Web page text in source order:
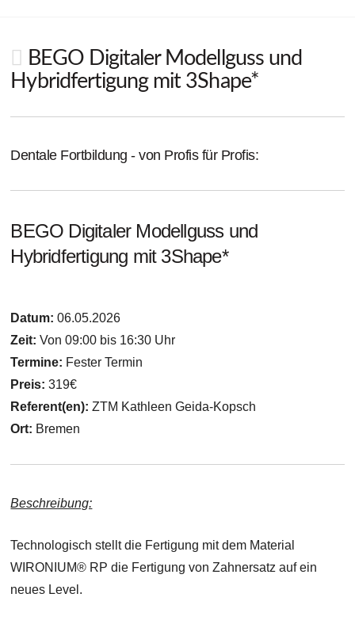
BEGO Digitaler Modellguss und
Hybridfertigung mit 3Shape*
Dentale Fortbildung - von Profis für Profis:
BEGO Digitaler Modellguss und
Hybridfertigung mit 3Shape*
Datum:06.05.2026
Zeit: Von 09:00 bis 16:30 Uhr
Termine: Fester Termin
Preis: 319€
Referent(en):ZTM Kathleen Geida-Kopsch
Ort: Bremen
Beschreibung:
Technologisch stellt die Fertigung mit dem Material
WIRONIUM® RP die Fertigung von Zahnersatz auf ein
neues Level.